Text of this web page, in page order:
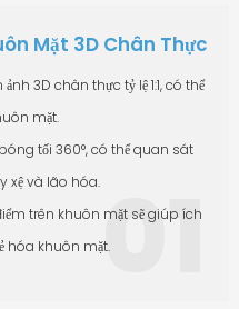
Mặt 3D Chân Thực
3D chân thực tỷ lệ 1:1, có thể
mặt.
tối 360°, có thể quan sát
xệ và lão hóa.
trên khuôn mặt sẽ giúp ích
hóa khuôn mặt.01